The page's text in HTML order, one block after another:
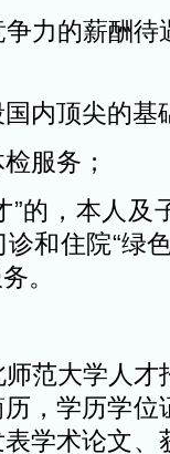
力的薪酬
内顶尖的基
服务；
”的，本人及
和住院“绿
。
范大学人
，学历学位
学术论文、